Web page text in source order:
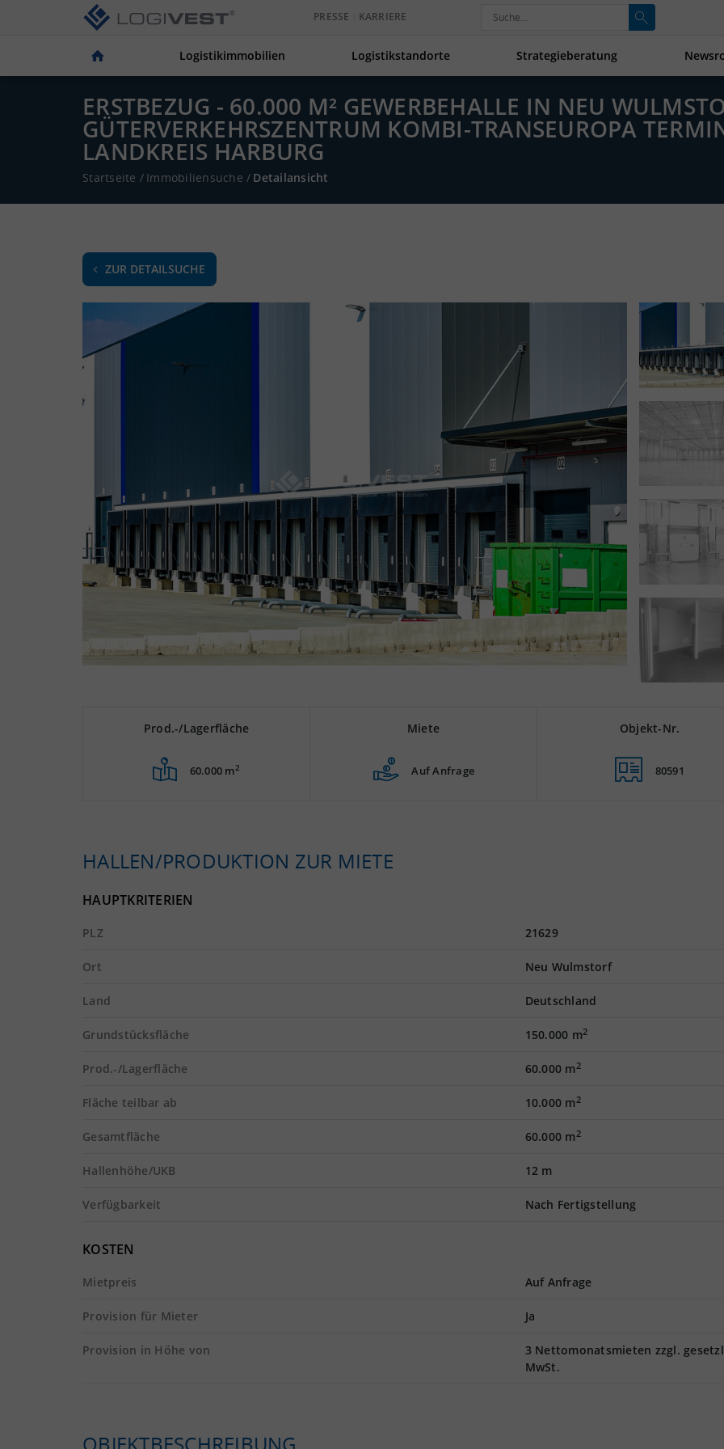
PRESSE KARRIERE
Logistikimmobilien Logistikstandorte Strategieberatung
ERSTBEZUG - 60.000 M² GEWERBEHALLE IN NEU
GÜTERVERKEHRSZENTRUM KOMBI-TRANSEUROPA
LANDKREIS HARBURG
Startseite / Immobiliensuche / Detailansicht
ZUR DETAILSUCHE
Prod.-/Lagerfläche
60.000 m2
Miete
Auf Anfrage
Objekt-Nr.
80591
HALLEN/PRODUKTION ZUR MIETE
HAUPTKRITERIEN
PLZ 21629
Ort Neu Wulmstorf
Land Deutschland
Grundstücksfläche 150.000 m2
Prod.-/Lagerfläche 60.000 m2
Fläche teilbar ab 10.000 m2
Gesamtfläche 60.000 m2
Hallenhöhe/UKB 12 m
Verfügbarkeit Nach Fertigstellung
KOSTEN
Mietpreis Auf Anfrage
Provision für Mieter Ja
Provision in Höhe von
3 Nettomonatsmieten zzgl.
MwSt.